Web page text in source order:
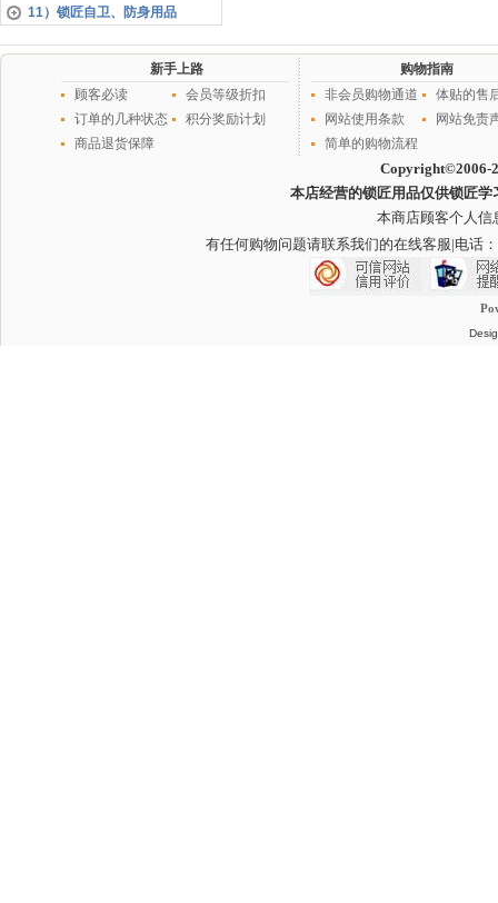
11）锁匠自卫、防身用品
新手上路
顾客必读
会员等级折扣
订单的几种状态
积分奖励计划
商品退货保障
购物指南
非会员购物通道
体贴的售
网站使用条款
网站免责
简单的购物流程
Copyright©2006-
本店经营的锁匠用品仅供锁匠
本商店顾客个人信
有任何购物问题请联系我们的在线客服|电话：